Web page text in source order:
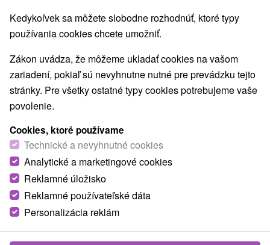
Mestské a zámocké parky(4) Golfové ihriská(5)
Motokárové dráhy(1) Vínne cesty(1)
Túry a turistické chodníky Escaperoom
Jaskyne (1) Bobové dráhy Lanové dráhy (1)
Adrenalinové atrakcie (4) Turistické atrakcie(12)
Múzeá a galérie (13) ZOO a zvieracie farmy
Botanické záhrady
Atrakcie pre deti(18) Technické pamiatky
Pamätníky(3) Aquaparky, kúpaliská
Planetária a observatória(1)
Detské centrá a mestečká
Obce a mesta
Bratislava - Staré Mesto(7) Veľké Leváre(1)
Kedykoľvek sa môžete slobodne rozhodnúť, ktoré typy
používania cookies chcete umožniť.
Zákon uvádza, že môžeme ukladať cookies na vašom
zariadení, pokiaľ sú nevyhnutne nutné pre prevádzku tejto
stránky. Pre všetky ostatné typy cookies potrebujeme vaše
povolenie.
Cookies, ktoré používame
Technické a nevyhnutné cookies
Analytické a marketingové cookies
Reklamné úložisko
Reklamné používateľské dáta
Personalizácia reklám